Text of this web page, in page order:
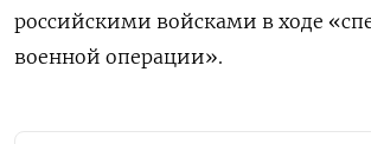
российскими войсками в ходе
военной операции».